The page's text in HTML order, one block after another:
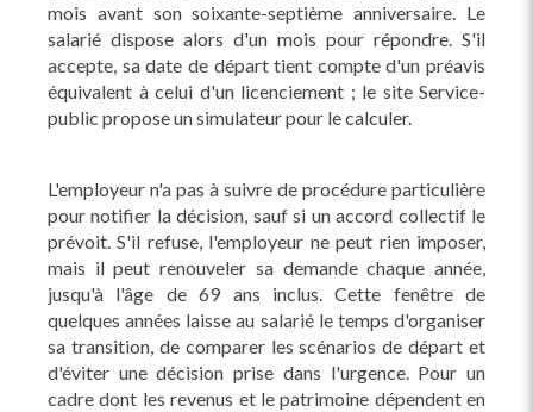
mois avant son soixante-septième anniversaire. Le
salarié dispose alors d'un mois pour répondre. S'il
accepte, sa date de départ tient compte d'un préavis
équivalent à celui d'un licenciement ; le site Service-
public propose un simulateur pour le calculer.
L'employeur n'a pas à suivre de procédure particulière
pour notifier la décision, sauf si un accord collectif le
prévoit. S'il refuse, l'employeur ne peut rien imposer,
mais il peut renouveler sa demande chaque année,
jusqu'à l'âge de 69 ans inclus. Cette fenêtre de
quelques années laisse au salarié le temps d'organiser
sa transition, de comparer les scénarios de départ et
d'éviter une décision prise dans l'urgence. Pour un
cadre dont les revenus et le patrimoine dépendent en